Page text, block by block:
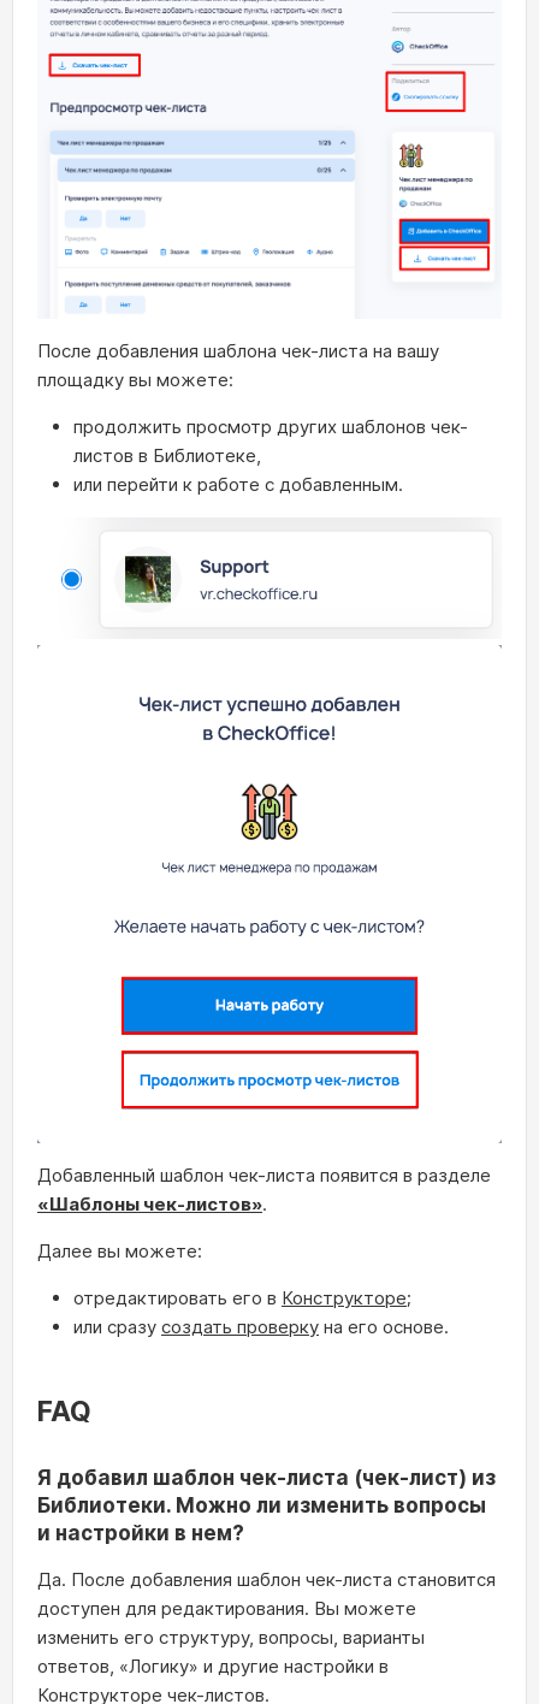
После добавления шаблона чек-листа на вашу
площадку вы можете:
продолжить просмотр других шаблонов чек-
листов в Библиотеке,
или перейти к работе с добавленным.
Добавленный шаблон чек-листа появится в разделе
«Шаблоны чек-листов».
Далее вы можете:
отредактировать его в Конструкторе;
или сразу создать проверку на его основе.
FAQ
Я добавил шаблон чек-листа (чек-лист) из
Библиотеки. Можно ли изменить вопросы
и настройки в нем?
Да. После добавления шаблон чек-листа становится
доступен для редактирования. Вы можете
изменить его структуру, вопросы, варианты
ответов, «Логику» и другие настройки в
Конструкторе чек-листов.